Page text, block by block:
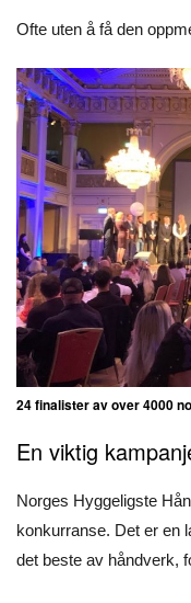
Ofte uten å få den
24 finalister av over 4000
En viktig
Norges Hyggeligste
konkurranse. Det er en
det beste av håndverk,